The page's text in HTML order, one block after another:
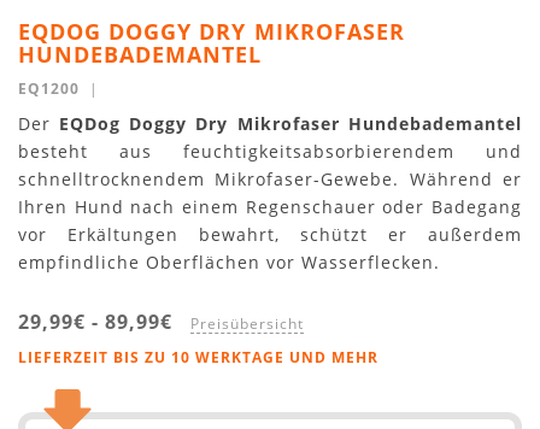
EQDOG DOGGY DRY MIKROFASER
HUNDEBADEMANTEL
EQ1200 |
Der EQDog Doggy Dry Mikrofaser Hundebademantel
besteht aus feuchtigkeitsabsorbierendem und
schnelltrocknendem Mikrofaser-Gewebe. Während er
Ihren Hund nach einem Regenschauer oder Badegang
vor Erkältungen bewahrt, schützt er außerdem
empfindliche Oberflächen vor Wasserflecken.
29,99€ - 89,99€ Preisübersicht
LIEFERZEIT BIS ZU 10 WERKTAGE UND MEHR